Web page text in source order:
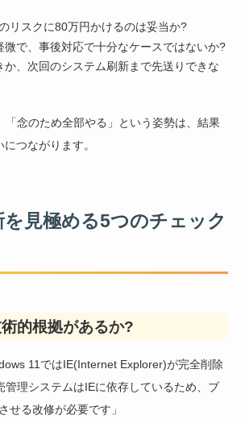
リスクに80万円かけるのは妥当か?
微で、事後対応で十分なケースではないか?
か、次回のシステム刷新まで先送りできな
「念のため全部やる」という姿勢は、結果
つながります。
見極める5つのチェック
的根拠があるか?
11ではIE(Internet Explorer)が完全削除
管理システムはIEに依存しているため、ブ
せる改修が必要です」